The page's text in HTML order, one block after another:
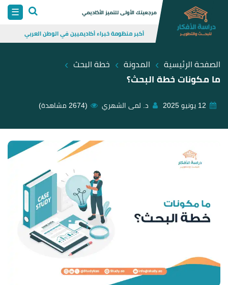
Skip
☰ مرجعيتك الأولى للتميز الأكاديمي
أكبر منظومة خبراء أكاديميين في الوطن العربي
الصفحة الرئيسية › المدونة › خطة البحث ›
ما مكونات خطة البحث؟
د. لمى الشهري (2674 مشاهدة)